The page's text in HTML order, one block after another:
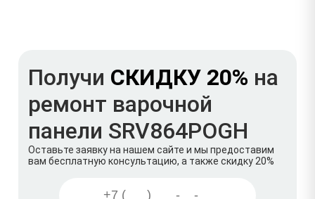
Получи СКИДКУ 20% на
ремонт варочной
панели SRV864POGH
Оставьте заявку на нашем сайте и мы предоставим
вам бесплатную консультацию, а также скидку 20%